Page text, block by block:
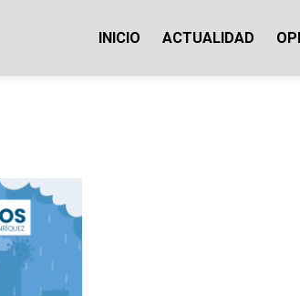
Agencia de Noticias Cotopaxi
INICIO ACTUALIDAD